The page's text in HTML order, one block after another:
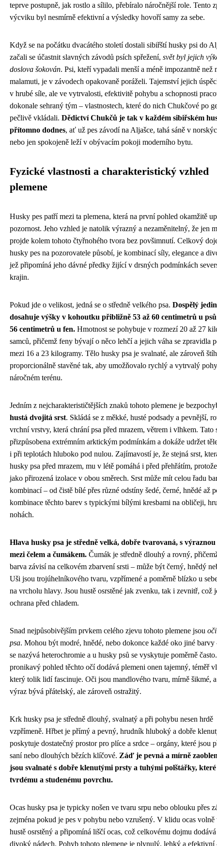
teprve postupně, jak rostlo a sílilo, přebíralo náročnější role. Tento
výcviku byl nesmírně efektivní a výsledky hovoří samy za sebe.
Když se na počátku dvacátého století dostali sibiřští husky psi do
začali se účastnit slavných závodů psích spřežení, svět byl jejich
doslova šokován. Psi, kteří vypadali menší a méně impozantně než
malamuti, je v závodech opakovaně poráželi. Tajemství jejich
v hrubé síle, ale ve vytrvalosti, efektivitě pohybu a schopnosti
dokonale sehraný tým – vlastnostech, které do nich Chukčové po
pečlivě vkládali. Dědictví Chukčů je tak v každém sibiřském
přítomno dodnes, ať už pes závodí na Aljašce, tahá sáně v
nebo jen spokojeně leží v obývacím pokoji moderního bytu.
Fyzické vlastnosti a charakteristický vzhled
plemene
Husky pes patří mezi ta plemena, která na první pohled okamžitě
pozornost. Jeho vzhled je natolik výrazný a nezaměnitelný, že jen
projde kolem tohoto čtyřnohého tvora bez povšimnutí. Celkový
husky pes na pozorovatele působí, je kombinací síly, elegance a
jež připomíná jeho dávné předky žijící v drsných podmínkách
krajin.
Pokud jde o velikost, jedná se o středně velkého psa. Dospělý
dosahuje výšky v kohoutku přibližně 53 až 60 centimetrů u psů
56 centimetrů u fen. Hmotnost se pohybuje v rozmezí 20 až 27
samců, přičemž feny bývají o něco lehčí a jejich váha se zpravidla
mezi 16 a 23 kilogramy. Tělo husky psa je svalnaté, ale zároveň
proporcionálně stavěné tak, aby umožňovalo rychlý a vytrvalý
náročném terénu.
Jedním z nejcharakterističtějších znaků tohoto plemene je
hustá dvojitá srst. Skládá se z měkké, husté podsady a pevnější,
vrchní vrstvy, která chrání psa před mrazem, větrem i vlhkem. Tato
přizpůsobena extrémním arktickým podmínkám a dokáže udržet
i při teplotách hluboko pod nulou. Zajímavostí je, že stejná srst,
husky psa před mrazem, mu v létě pomáhá i před přehřátím,
jako přirozená izolace v obou směrech. Srst může mít celou řadu
kombinací – od čistě bílé přes různé odstíny šedé, černé, hnědé až
kombinace těchto barev s typickými bílými kresbami na obličeji,
nohách.
Hlava husky psa je středně velká, dobře tvarovaná, s
mezi čelem a čumákem. Čumák je středně dlouhý a rovný,
barva závisí na celkovém zbarvení srsti – může být černý, hnědý
Uši jsou trojúhelníkového tvaru, vzpřímené a poměrně blízko u
na vrcholu hlavy. Jsou hustě osrstěné jak zvenku, tak i zevnitř, což
ochrana před chladem.
Snad nejpůsobivějším prvkem celého zjevu tohoto plemene jsou
psa. Mohou být modré, hnědé, nebo dokonce každé oko jiné barvy
se nazývá heterochromie a u husky psů se vyskytuje poměrně
pronikavý pohled těchto očí dodává plemeni onen tajemný, téměř
který tolik lidí fascinuje. Oči jsou mandlového tvaru, mírně šikmé,
výraz bývá přátelský, ale zároveň ostražitý.
Krk husky psa je středně dlouhý, svalnatý a při pohybu nesen hrdě
vzpřímeně. Hřbet je přímý a pevný, hrudník hluboký a dobře
poskytuje dostatečný prostor pro plíce a srdce – orgány, které jsou
saní nebo dlouhých bězích klíčové. Záď je pevná a mírně
jsou svalnaté s dobře klenutými prsty a tuhými polštářky,
tvrdému a studenému povrchu.
Ocas husky psa je typicky nošen ve tvaru srpu nebo oblouku přes
zejména pokud je pes v pohybu nebo vzrušený. V klidu ocas volně
hustě osrstěný a připomíná liščí ocas, což celkovému dojmu
divoký nádech. Pohyb tohoto plemene je plynulý, lehký a efektivní